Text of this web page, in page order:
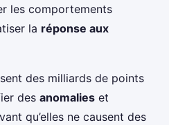
les comportements
la réponse aux
des milliards de points
des anomalies et
qu’elles ne causent des